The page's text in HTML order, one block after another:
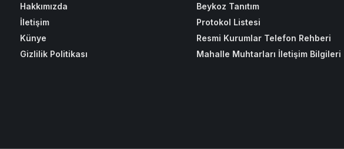
Hakkımızda
İletişim
Künye
Gizlilik Politikası
Beykoz Tanıtım
Protokol Listesi
Resmi Kurumlar Telefon Rehberi
Mahalle Muhtarları İletişim Bilgileri